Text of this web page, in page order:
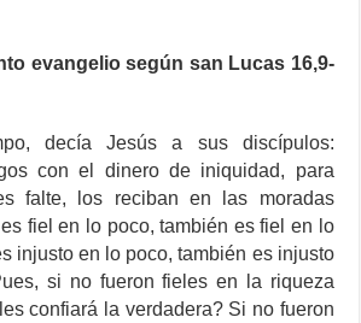
evangelio según san Lucas 16,9-
decía Jesús a sus discípulos:
con el dinero de iniquidad, para
falte, los reciban en las moradas
fiel en lo poco, también es fiel en lo
injusto en lo poco, también es injusto
si no fueron fieles en la riqueza
confiará la verdadera? Si no fueron